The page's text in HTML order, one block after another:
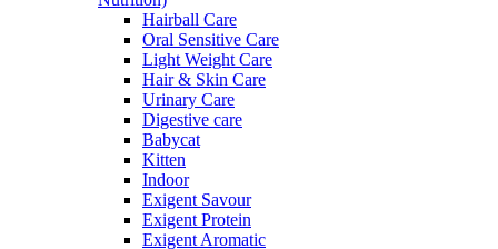
Hairball Care
Oral Sensitive Care
Light Weight Care
Hair & Skin Care
Urinary Care
Digestive care
Babycat
Kitten
Indoor
Exigent Savour
Exigent Protein
Exigent Aromatic